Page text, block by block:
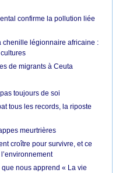
confirme la pollution liée
chenille légionnaire africaine :
de migrants à Ceuta
toujours de soi
tous les records, la riposte
meurtrières
croître pour survivre, et ce
nous apprend « La vie